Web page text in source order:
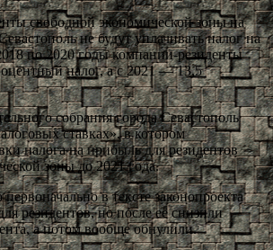
свободной экономической зоны на
не будут уплачивать налог на
по 2020 годы компании-резиденты
налог, а с 2021 — 13,5
собрания города Севастополь
ставках», в котором
налога на прибыль для резидентов
зоны до 2021 года.
в тексте законопроекта
резидентов, но после её снизили
а потом вообще обнулили.